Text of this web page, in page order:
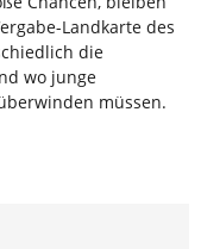
Landkarte des
die
wo junge
müssen.